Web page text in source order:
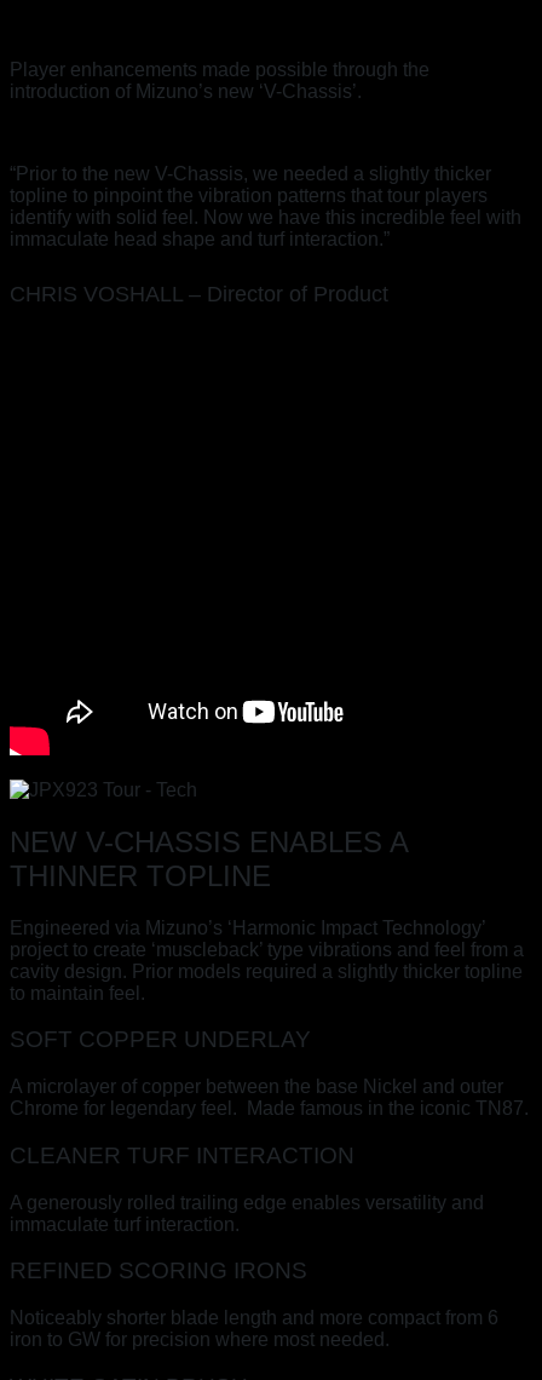
Player enhancements made possible through the
introduction of Mizuno’s new ‘V-Chassis’.
“Prior to the new V-Chassis, we needed a slightly thicker
topline to pinpoint the vibration patterns that tour players
identify with solid feel. Now we have this incredible feel with
immaculate head shape and turf interaction.”
CHRIS VOSHALL – Director of Product
NEW V-CHASSIS ENABLES A
THINNER TOPLINE
Engineered via Mizuno’s ‘Harmonic Impact Technology’
project to create ‘muscleback’ type vibrations and feel from a
cavity design. Prior models required a slightly thicker topline
to maintain feel.
SOFT COPPER UNDERLAY
A microlayer of copper between the base Nickel and outer
Chrome for legendary feel. Made famous in the iconic TN87.
CLEANER TURF INTERACTION
A generously rolled trailing edge enables versatility and
immaculate turf interaction.
REFINED SCORING IRONS
Noticeably shorter blade length and more compact from 6
iron to GW for precision where most needed.